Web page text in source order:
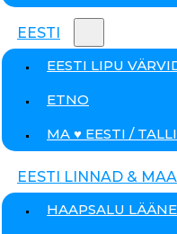
EESTI
EESTI LIPU
ETNO
MA ♥ EESTI /
EESTI LINNAD &
HAAPSALU